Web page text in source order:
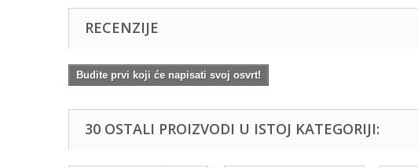
RECENZIJE
Budite prvi koji će napisati svoj osvrt!
30 OSTALI PROIZVODI U ISTOJ KATEGORIJI: